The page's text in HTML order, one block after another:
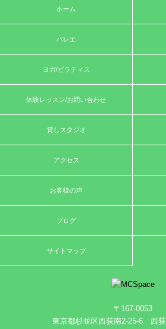
ホーム
バレエ
ヨガ/ピラティス
体験レッスン/お問い合わせ
貸しスタジオ
アクセス
お客様の声
ブログ
サイトマップ
〒167-0053
東京都杉並区西荻南2-25-6 西